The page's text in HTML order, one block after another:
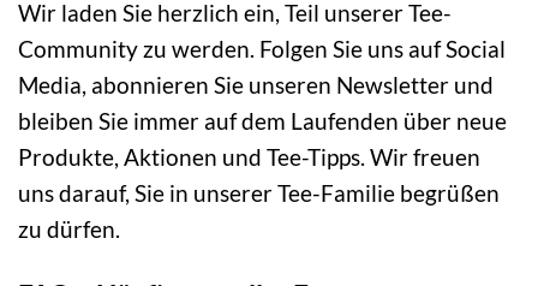
Wir laden Sie herzlich ein, Teil unserer Tee-
Community zu werden. Folgen Sie uns auf Social
Media, abonnieren Sie unseren Newsletter und
bleiben Sie immer auf dem Laufenden über neue
Produkte, Aktionen und Tee-Tipps. Wir freuen
uns darauf, Sie in unserer Tee-Familie begrüßen
zu dürfen.